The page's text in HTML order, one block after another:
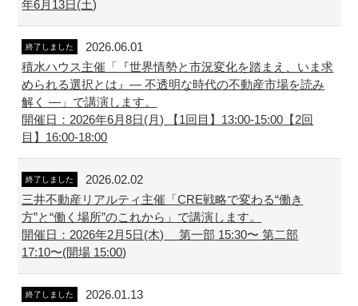
年6月13日(土)
終了しました
2026.06.01
積水ハウス主催「『世界情勢と市況変化を踏まえ、いま求
められる選択とは』― 不透明な時代の不動産市場を読み
解く ―」で講演します。
開催日：2026年6月8日(月) 【1回目】13:00-15:00【2回
目】16:00-18:00
終了しました
2026.02.02
三井不動産リアルティ主催「CRE戦略で変わる“働き
方”と“働く場所”のこれから」で講演します。
開催日：2026年2月5日(木) 第一部 15:30〜 第二部
17:10〜(開場 15:00)
終了しました
2026.01.13